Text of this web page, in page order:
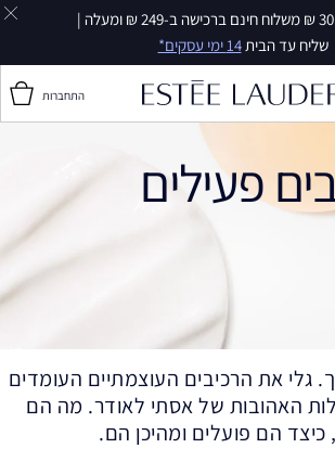
עלות משלוח 30 ₪ משלוח חינם ברכישה ב-249 ₪ ומעלה |
שליח עד הבית14 ימי עסקים*
התחברות
פעילים
גלי את הרכיבים העוצמתיים העומדים
האהובות של אסתי לאודר. מה הם
כיצד הם פועלים ומהיכן הם.